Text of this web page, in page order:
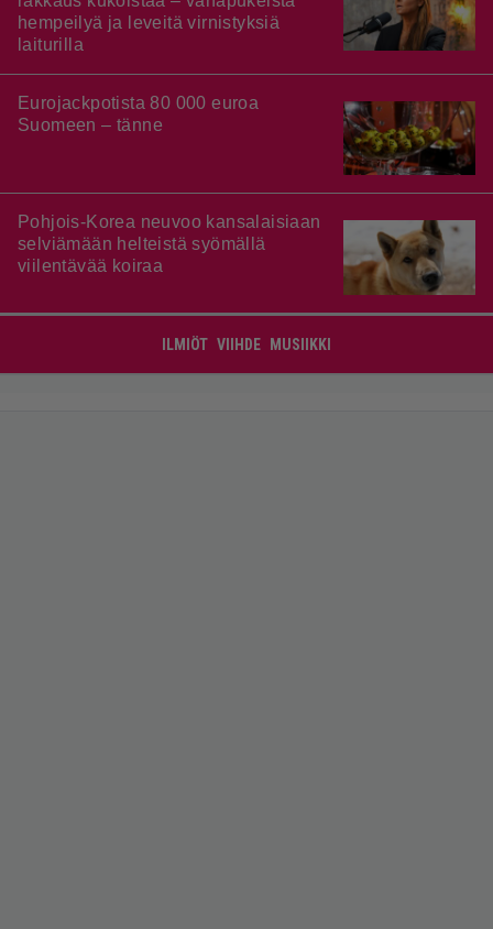
hempeilyä ja leveitä virnistyksiä
laiturilla
Eurojackpotista 80 000 euroa
Suomeen – tänne
Pohjois-Korea neuvoo kansalaisiaan
selviämään helteistä syömällä
viilentävää koiraa
ILMIÖT VIIHDE MUSIIKKI